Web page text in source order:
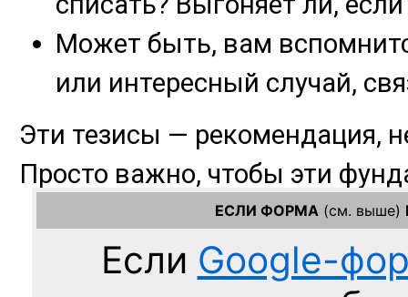
ЕСЛИ ФОРМА (см. выше)
Если Google-